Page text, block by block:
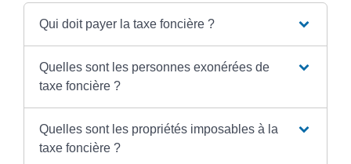
Qui doit payer la taxe foncière ?
Quelles sont les personnes exonérées de
taxe foncière ?
Quelles sont les propriétés imposables à la
taxe foncière ?